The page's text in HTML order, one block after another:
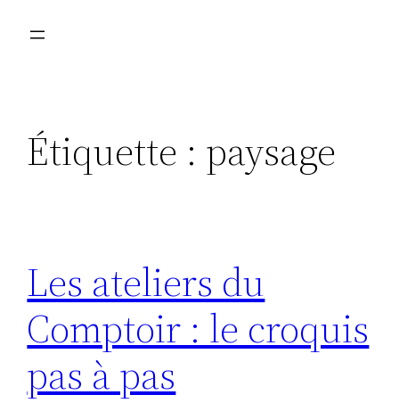
Étiquette : paysage
Les ateliers du
Comptoir : le croquis
pas à pas